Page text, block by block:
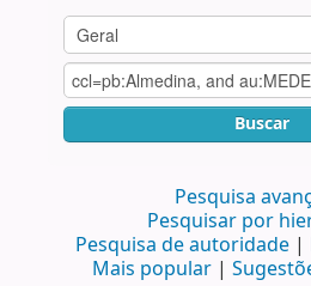
Buscar
Pesquisa
Pesquisar por
Pesquisa de autoridade
Mais popular